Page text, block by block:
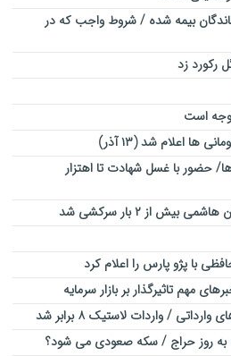
بیمه شده / شروط واجب که در
زد
است
حضور با غسل شهادت تا اهتزار
از ۲ بار سرکشی شد
با پژو پارس را اعلام کرد
مهم تاثیرگذار بر بازار سرمایه
/ واردات لاستیک ۸ برابر شد
روز حراج / سکه صعودی می شود؟